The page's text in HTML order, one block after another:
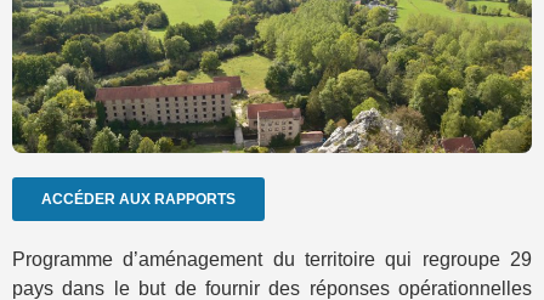
ACCÉDER AUX RAPPORTS
Programme d’aménagement du territoire qui regroupe 29
pays dans le but de fournir des réponses opérationnelles